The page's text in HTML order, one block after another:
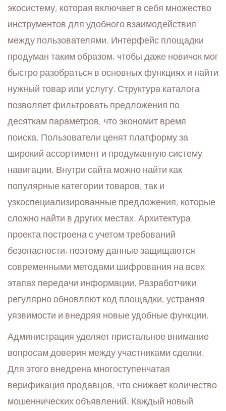
экосистему, которая включает в себя множество
инструментов для удобного взаимодействия
между пользователями. Интерфейс площадки
продуман таким образом, чтобы даже новичок мог
быстро разобраться в основных функциях и найти
нужный товар или услугу. Структура каталога
позволяет фильтровать предложения по
десяткам параметров, что экономит время
поиска. Пользователи ценят платформу за
широкий ассортимент и продуманную систему
навигации. Внутри сайта можно найти как
популярные категории товаров, так и
узкоспециализированные предложения, которые
сложно найти в других местах. Архитектура
проекта построена с учетом требований
безопасности, поэтому данные защищаются
современными методами шифрования на всех
этапах передачи информации. Разработчики
регулярно обновляют код площадки, устраняя
уязвимости и внедряя новые удобные функции.
Администрация уделяет пристальное внимание
вопросам доверия между участниками сделки.
Для этого внедрена многоступенчатая
верификация продавцов, что снижает количество
мошеннических объявлений. Каждый новый